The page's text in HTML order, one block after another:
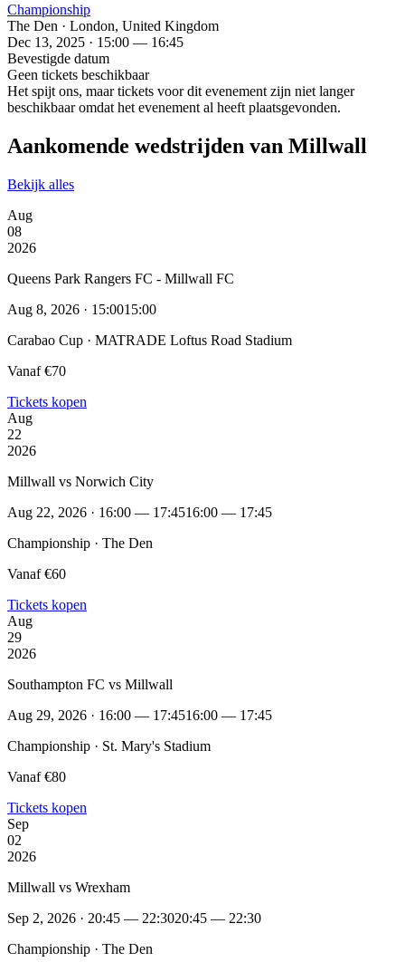
Championship
The Den · London, United Kingdom
Dec 13, 2025 · 15:00 — 16:45
Bevestigde datum
Geen tickets beschikbaar
Het spijt ons, maar tickets voor dit evenement zijn niet langer
beschikbaar omdat het evenement al heeft plaatsgevonden.
Aankomende wedstrijden van Millwall
Bekijk alles
Aug
08
2026
Queens Park Rangers FC - Millwall FC
Aug 8, 2026 · 15:0015:00
Carabao Cup · MATRADE Loftus Road Stadium
Vanaf €70
Tickets kopen
Aug
22
2026
Millwall vs Norwich City
Aug 22, 2026 · 16:00 — 17:4516:00 — 17:45
Championship · The Den
Vanaf €60
Tickets kopen
Aug
29
2026
Southampton FC vs Millwall
Aug 29, 2026 · 16:00 — 17:4516:00 — 17:45
Championship · St. Mary's Stadium
Vanaf €80
Tickets kopen
Sep
02
2026
Millwall vs Wrexham
Sep 2, 2026 · 20:45 — 22:3020:45 — 22:30
Championship · The Den